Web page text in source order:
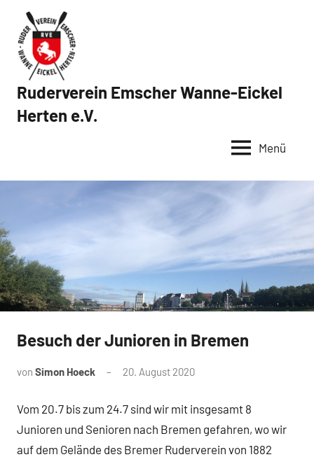
Inhalt
springen
Ruderverein Emscher Wanne-Eickel
Herten e.V.
Menü
News
Besuch der Junioren in Bremen
von Simon Hoeck 20. August 2020
Vom 20.7 bis zum 24.7 sind wir mit insgesamt 8
Junioren und Senioren nach Bremen gefahren, wo wir
auf dem Gelände des Bremer Ruderverein von 1882